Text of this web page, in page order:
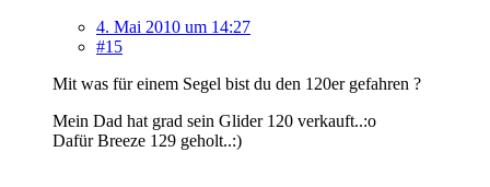
4. Mai 2010 um 14:27
#15
Mit was für einem Segel bist du den 120er gefahren ?
Mein Dad hat grad sein Glider 120 verkauft..:o
Dafür Breeze 129 geholt..:)